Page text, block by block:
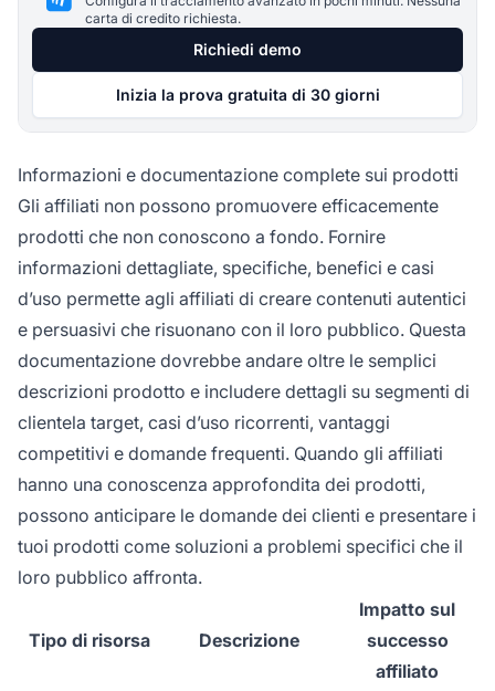
carta di credito richiesta.
Richiedi demo
Inizia la prova gratuita di 30 giorni
Informazioni e documentazione complete sui prodotti
Gli affiliati non possono promuovere efficacemente
prodotti che non conoscono a fondo. Fornire
informazioni dettagliate, specifiche, benefici e casi
d’uso permette agli affiliati di creare contenuti autentici
e persuasivi che risuonano con il loro pubblico. Questa
documentazione dovrebbe andare oltre le semplici
descrizioni prodotto e includere dettagli su segmenti di
clientela target, casi d’uso ricorrenti, vantaggi
competitivi e domande frequenti. Quando gli affiliati
hanno una conoscenza approfondita dei prodotti,
possono anticipare le domande dei clienti e presentare i
tuoi prodotti come soluzioni a problemi specifici che il
loro pubblico affronta.
Tipo di risorsa Descrizione
Impatto sul
successo
affiliato